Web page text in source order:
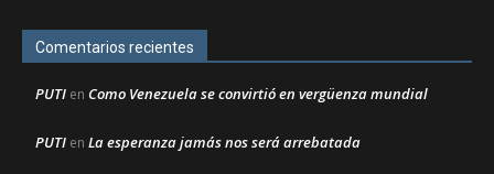
Comentarios recientes
PUTI en Como Venezuela se convirtió en vergüenza mundial
PUTI en La esperanza jamás nos será arrebatada